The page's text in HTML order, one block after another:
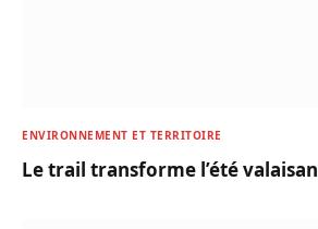
ENVIRONNEMENT ET TERRITOIRE
Le trail transforme l’été valaisan